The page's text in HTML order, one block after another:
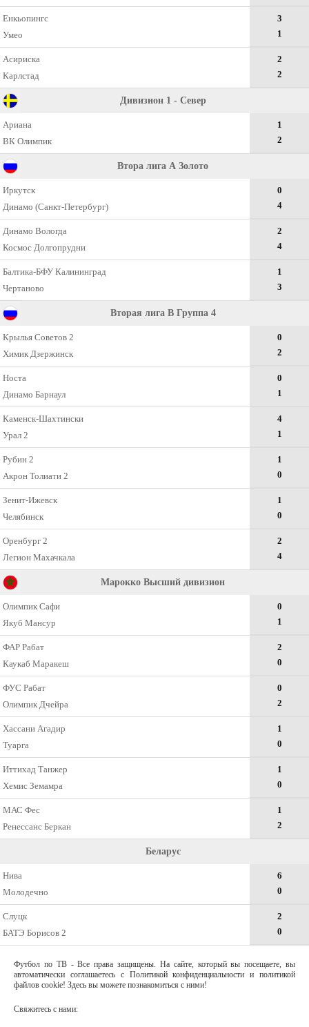
Енкьопингс
Умео
3
1
Асириска
Карлстад
2
2
Дивизион 1 - Север
Ариана
ВК Олимпик
1
2
Втора лига А Золото
Иркутск
Динамо (Санкт-Петербург)
0
4
Динамо Вологда
Космос Долгопрудни
2
4
Балтика-БФУ Калининград
Чертаново
1
3
Вторая лига B Группа 4
Крылья Советов 2
Химик Дзержинск
0
2
Носта
Динамо Барнаул
0
1
Каменск-Шахтински
Урал 2
4
1
Рубин 2
Акрон Толиати 2
1
0
Зенит-Ижевск
Челябинск
1
0
Оренбург 2
Легион Махачкала
2
4
Марокко Высший дивизион
Олимпик Сафи
Якуб Мансур
0
1
ФАР Рабат
Каукаб Маракеш
2
0
ФУС Рабат
Олимпик Дчейра
0
2
Хассани Агадир
Туарга
1
0
Иттихад Танжер
Хемис Земамра
1
0
МАС Фес
Ренессанс Беркан
1
2
Беларус
Нива
Молодечно
6
0
Слуцк
БАТЭ Борисов 2
2
0
Футбол по ТВ - Все права защищены. На сайте, который вы посещаете, вы
автоматически соглашаетесь с Политикой конфиденциальности и политикой
файлов cookie! Здесь вы можете познакомиться с ними!
Свяжитесь с нами: